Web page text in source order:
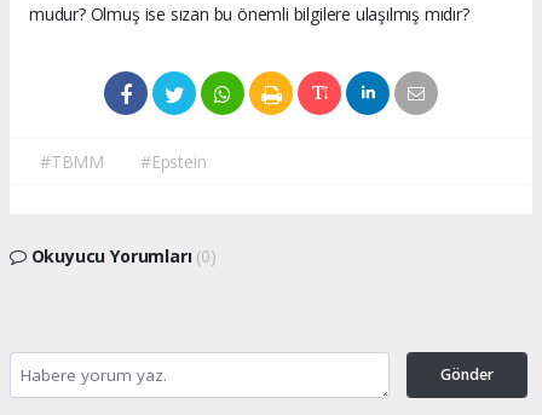
mudur? Olmuş ise sızan bu önemli bilgilere ulaşılmış mıdır?
#TBMM #Epstein
Okuyucu Yorumları (0)
Gönder